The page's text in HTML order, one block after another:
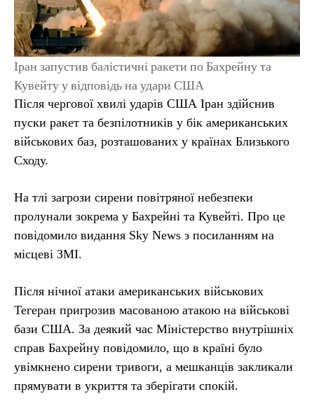
Іран запустив балістичні ракети по Бахрейну та
Кувейту у відповідь на удари США
Після чергової хвилі ударів США Іран здійснив
пуски ракет та безпілотників у бік американських
військових баз, розташованих у країнах Близького
Сходу.
На тлі загрози сирени повітряної небезпеки
пролунали зокрема у Бахрейні та Кувейті. Про це
повідомило видання Sky News з посиланням на
місцеві ЗМІ.
Після нічної атаки американських військових
Тегеран пригрозив масованою атакою на військові
бази США. За деякий час Міністерство внутрішніх
справ Бахрейну повідомило, що в країні було
увімкнено сирени тривоги, а мешканців закликали
прямувати в укриття та зберігати спокій.